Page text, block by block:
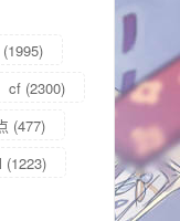
(1995)
cf (2300)
(477)
(1223)